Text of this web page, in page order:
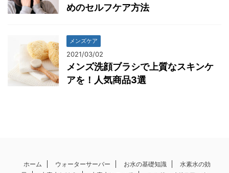
めのセルフケア方法
メンズケア
2021/03/02
メンズ洗顔ブラシで上質なスキンケ
アを！人気商品3選
ホーム ウォーターサーバー お水の基礎知識
水素水の効